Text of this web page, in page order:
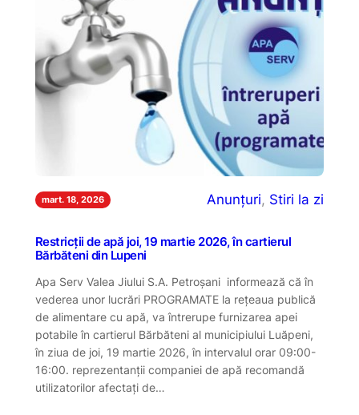
mart. 18, 2026 Anunțuri, Stiri la zi
Restricții de apă joi, 19 martie 2026, în cartierul
Bărbăteni din Lupeni
Apa Serv Valea Jiului S.A. Petroşani informează că în
vederea unor lucrări PROGRAMATE la reţeaua publică
de alimentare cu apă, va întrerupe furnizarea apei
potabile în cartierul Bărbăteni al municipiului Luăpeni,
în ziua de joi, 19 martie 2026, în intervalul orar 09:00-
16:00. reprezentanții companiei de apă recomandă
utilizatorilor afectaţi de…